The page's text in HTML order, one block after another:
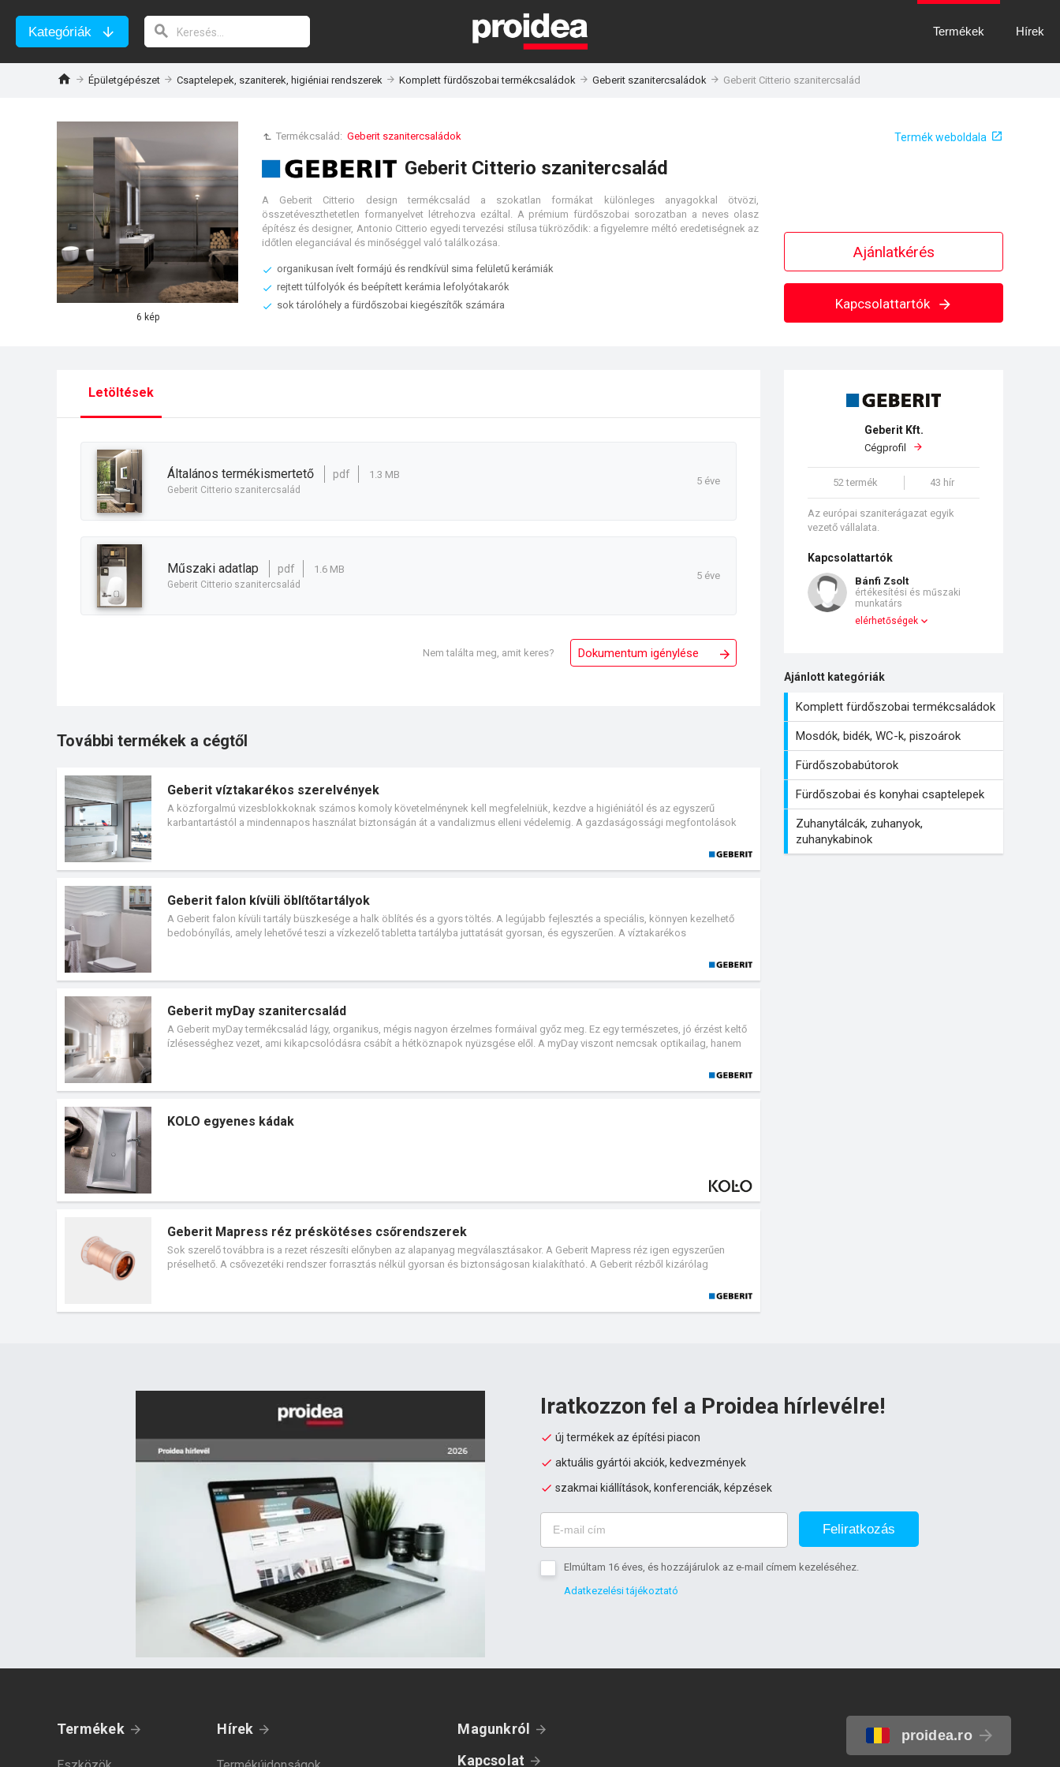
Kategóriák Termékek Hírek
Épületgépészet Csaptelepek, szaniterek, higiéniai rendszerek Komplett fürdőszobai termékcsaládok Geberit szanitercsaládok Geberit Citterio szanitercsalád
Termékcsalád: Geberit szanitercsaládok Termék weboldala
Geberit Citterio szanitercsalád
6 kép
A Geberit Citterio design termékcsalád a szokatlan formákat különleges anyagokkal ötvözi,
összetéveszthetetlen formanyelvet létrehozva ezáltal. A prémium fürdőszobai sorozatban a neves olasz
építész és designer, Antonio Citterio egyedi tervezési stílusa tükröződik: a figyelemre méltó eredetiségnek az
időtlen eleganciával és minőséggel való találkozása.
organikusan ívelt formájú és rendkívül sima felületű kerámiák
rejtett túlfolyók és beépített kerámia lefolyótakarók
sok tárolóhely a fürdőszobai kiegészítők számára
Ajánlatkérés
Kapcsolattartók
Geberit Kft.
Cégprofil
52 termék 43 hír
Az európai szaniterágazat egyik
vezető vállalata.
Kapcsolattartók
Bánfi Zsolt
értékesítési és műszaki
munkatárs
elérhetőségek
Ajánlott kategóriák
Komplett fürdőszobai termékcsaládok
Mosdók, bidék, WC-k, piszoárok
Fürdőszobabútorok
Fürdőszobai és konyhai csaptelepek
Zuhanytálcák, zuhanyok,
zuhanykabinok
Letöltések
általános termékismertető pdf 1.3 MB
Geberit Citterio szanitercsalád
5 éve
műszaki adatlap pdf 1.6 MB
Geberit Citterio szanitercsalád
5 éve
Nem találta meg, amit keres? Dokumentum igénylése
További termékek a cégtől
Geberit víztakarékos szerelvények
A közforgalmú vizesblokkoknak számos komoly követelménynek kell megfelelniük, kezdve a higiéniától és az egyszerű
karbantartástól a mindennapos használat biztonságán át a vandalizmus elleni védelemig. A gazdaságossági megfontolások
beszerelését, melyek esztétikai és működési szempontból is a különböző közforgalmú vizesblokkok igényeihez igazíthatók.
Geberit falon kívüli öblítőtartályok
A Geberit falon kívüli tartály büszkesége a halk öblítés és a gyors töltés. A legújabb fejlesztés a speciális, könnyen kezelhető
bedobónyílás, amely lehetővé teszi a vízkezelő tabletta tartályba juttatását gyorsan, és egyszerűen. A víztakarékos
Geberit myDay szanitercsalád
A Geberit myDay termékcsalád lágy, organikus, mégis nagyon érzelmes formáival győz meg. Ez egy természetes, jó érzést keltő
ízlésességhez vezet, ami kikapcsolódásra csábít a hétköznapok nyüzsgése elől. A myDay viszont nemcsak optikailag, hanem
KOLO egyenes kádak
Geberit Mapress réz préskötéses csőrendszerek
Sok szerelő továbbra is a rezet részesíti előnyben az alapanyag megválasztásakor. A Geberit Mapress réz igen egyszerűen
préselhető. A csővezetéki rendszer forrasztás nélkül gyorsan és biztonságosan kialakítható. A Geberit rézből kizárólag
Iratkozzon fel a Proidea hírlevélre!
új termékek az építési piacon
aktuális gyártói akciók, kedvezmények
szakmai kiállítások, konferenciák, képzések
Feliratkozás
Elmúltam 16 éves, és hozzájárulok az e-mail címem kezeléséhez.
Adatkezelési tájékoztató
Termékek Hírek
Magunkról
Kapcsolat
proidea.ro